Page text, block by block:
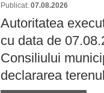
Publicat: 07.08.2026
Autoritatea
cu data de
Consiliului
declararea